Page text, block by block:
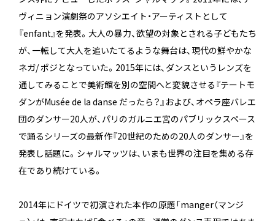
ヴィニョン演劇祭のアソシエイト・アーティストとして
『enfant』を発表。大人の暴力、欲望の対象とされる子どもたち
が、一転して大人を追いたてるような舞台は、現代の鮮やかな
ネガ/ ポジとなっていた。2015年には、ダンスというレンズを
通してみることで美術館を別の空間へと変貌させる『テートモ
ダンがMusée de la danse だったら？』および、オペラ座バレエ
団のダンサー20人が、パリのガルニエ宮のパブリックスペース
で踊るシリーズの最新作『20世紀のための20人のダンサー』を
発表し話題に。シャルマッツは、いまも世界の注目を集める存
在であり続けている。
2014年にドイツで初演された本作の原題「manger（マンジ